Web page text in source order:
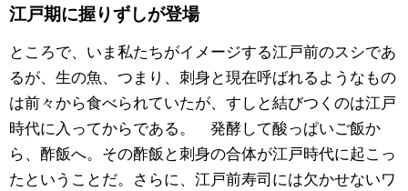
江戸期に握りずしが登場
ところで、いま私たちがイメージする江戸前のスシであ
るが、生の魚、つまり、刺身と現在呼ばれるようなもの
は前々から食べられていたが、すしと結びつくのは江戸
時代に入ってからである。 発酵して酸っぱいご飯か
ら、酢飯へ。その酢飯と刺身の合体が江戸時代に起こっ
たということだ。さらに、江戸前寿司には欠かせないワ